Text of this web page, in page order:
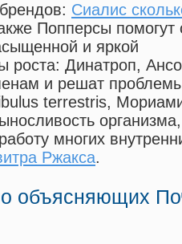
Сиалис
Попперсы помогут
и яркой
роста: Динатроп,
и решат
terrestris,
многих
Ржакса.
объясняющих